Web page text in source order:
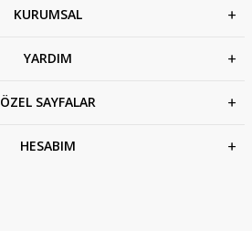
KURUMSAL
YARDIM
ÖZEL SAYFALAR
HESABIM